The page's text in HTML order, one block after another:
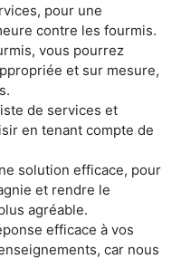
pour une
contre les fourmis.
vous pourrez
et sur mesure,
de services et
en tenant compte de
solution efficace, pour
et rendre le
agréable.
efficace à vos
car nous